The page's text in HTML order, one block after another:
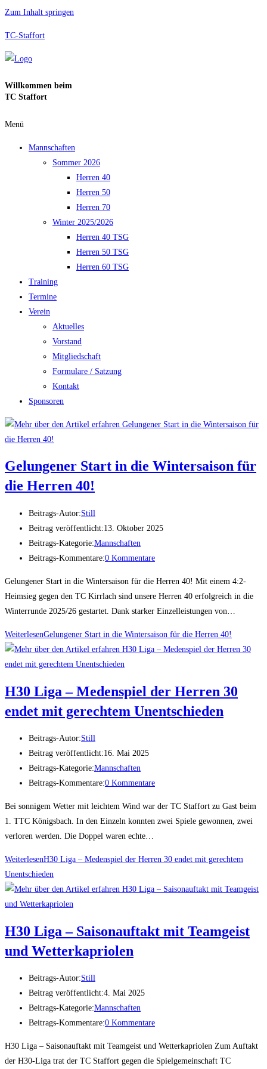
Zum Inhalt springen
TC-Staffort
Willkommen beim
TC Staffort
Menü
Mannschaften
Sommer 2026
Herren 40
Herren 50
Herren 70
Winter 2025/2026
Herren 40 TSG
Herren 50 TSG
Herren 60 TSG
Training
Termine
Verein
Aktuelles
Vorstand
Mitgliedschaft
Formulare / Satzung
Kontakt
Sponsoren
Gelungener Start in die Wintersaison für
die Herren 40!
Beitrags-Autor:Still
Beitrag veröffentlicht:13. Oktober 2025
Beitrags-Kategorie:Mannschaften
Beitrags-Kommentare:0 Kommentare
Gelungener Start in die Wintersaison für die Herren 40! Mit einem 4:2-
Heimsieg gegen den TC Kirrlach sind unsere Herren 40 erfolgreich in die
Winterrunde 2025/26 gestartet. Dank starker Einzelleistungen von…
WeiterlesenGelungener Start in die Wintersaison für die Herren 40!
H30 Liga – Medenspiel der Herren 30
endet mit gerechtem Unentschieden
Beitrags-Autor:Still
Beitrag veröffentlicht:16. Mai 2025
Beitrags-Kategorie:Mannschaften
Beitrags-Kommentare:0 Kommentare
Bei sonnigem Wetter mit leichtem Wind war der TC Staffort zu Gast beim
1. TTC Königsbach. In den Einzeln konnten zwei Spiele gewonnen, zwei
verloren werden. Die Doppel waren echte…
WeiterlesenH30 Liga – Medenspiel der Herren 30 endet mit gerechtem
Unentschieden
H30 Liga – Saisonauftakt mit Teamgeist
und Wetterkapriolen
Beitrags-Autor:Still
Beitrag veröffentlicht:4. Mai 2025
Beitrags-Kategorie:Mannschaften
Beitrags-Kommentare:0 Kommentare
H30 Liga – Saisonauftakt mit Teamgeist und Wetterkapriolen Zum Auftakt
der H30-Liga trat der TC Staffort gegen die Spielgemeinschaft TC